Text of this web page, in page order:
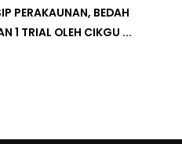
PERAKAUNAN, BEDAH
1 TRIAL OLEH CIKGU ...